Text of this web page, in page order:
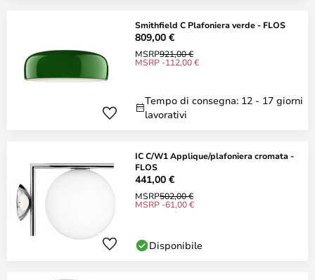
Smithfield C Plafoniera verde - FLOS
809,00 €
MSRP921,00 €
MSRP -112,00 €
Tempo di consegna: 12 - 17 giorni
lavorativi
IC C/W1 Applique/plafoniera cromata -
FLOS
441,00 €
MSRP502,00 €
MSRP -61,00 €
Disponibile